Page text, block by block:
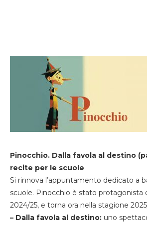
Pinocchio. Dalla favola al destino
recite per le scuole
Si rinnova l’appuntamento dedicato a
scuole. Pinocchio è stato protagonista
2024/25, e torna ora nella stagione
– Dalla favola al destino: uno